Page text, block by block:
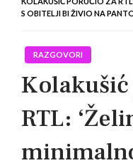
S OBITELJI BI ŽIVIO NA
RAZGOVORI
RTL: